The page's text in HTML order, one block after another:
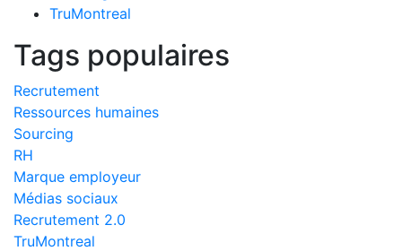
TruMontreal
Tags populaires
Recrutement
Ressources humaines
Sourcing
RH
Marque employeur
Médias sociaux
Recrutement 2.0
TruMontreal